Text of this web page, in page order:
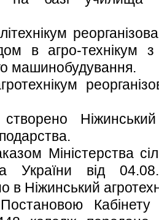
в агро-технікум з
машинобудування.
Ніжинський
Міністерства
України від
в Ніжинський
Кабінету